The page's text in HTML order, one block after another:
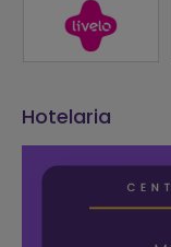
Hotelaria